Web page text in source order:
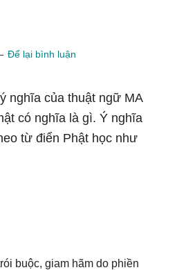
Để lại bình luận
nghĩa của thuật ngữ MA
có nghĩa là gì. Ý nghĩa
từ điển Phật học như
buộc, giam hãm do phiền